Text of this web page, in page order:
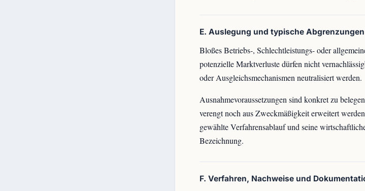
E. Auslegung und typische Abgrenzungen
Bloßes Betriebs-, Schlechtleistungs- oder
potenzielle Marktverluste dürfen nicht
oder Ausgleichsmechanismen neutralisiert werden.
Ausnahmevoraussetzungen sind konkret zu
verengt noch aus Zweckmäßigkeit erweitert
gewählte Verfahrensablauf und seine
Bezeichnung.
F. Verfahren, Nachweise und